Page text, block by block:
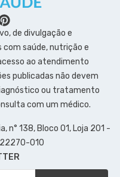
de divulgação e
saúde, nutrição e
ao atendimento
publicadas não devem
ou tratamento
com um médico.
n° 138, Bloco 01, Loja 201 -
010